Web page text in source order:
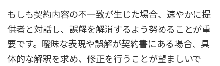
もしも契約内容の不一致が生じた場合、速やかに提
供者と対話し、誤解を解消するよう努めることが重
要です。曖昧な表現や誤解が契約書にある場合、具
体的な解釈を求め、修正を行うことが望ましいで